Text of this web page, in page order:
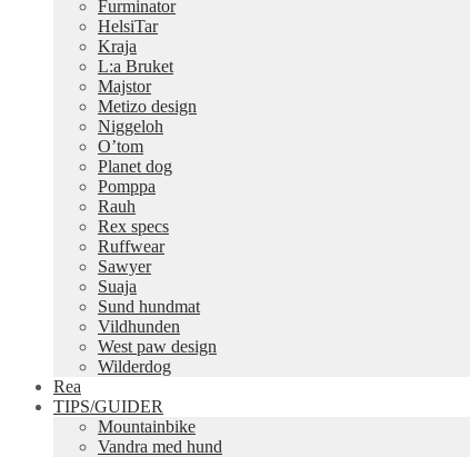
Furminator
HelsiTar
Kraja
L:a Bruket
Majstor
Metizo design
Niggeloh
O’tom
Planet dog
Pomppa
Rauh
Rex specs
Ruffwear
Sawyer
Suaja
Sund hundmat
Vildhunden
West paw design
Wilderdog
Rea
TIPS/GUIDER
Mountainbike
Vandra med hund